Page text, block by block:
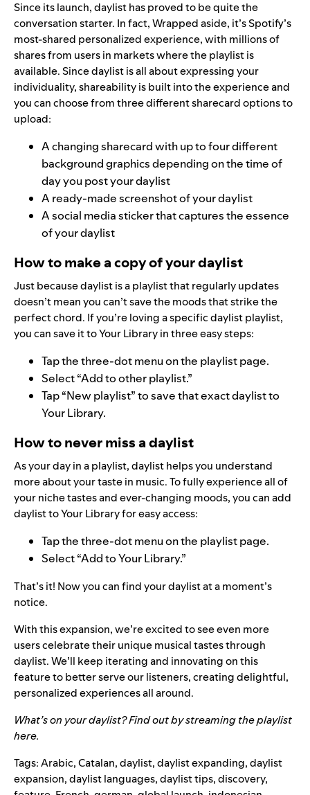
Since its launch, daylist has proved to be quite the
conversation starter. In fact, Wrapped aside, it’s Spotify’s
most-shared personalized experience, with millions of
shares from users in markets where the playlist is
available. Since daylist is all about expressing your
individuality, shareability is built into the experience and
you can choose from three different sharecard options to
upload:
A changing sharecard with up to four different
background graphics depending on the time of
day you post your daylist
A ready-made screenshot of your daylist
A social media sticker that captures the essence
of your daylist
How to make a copy of your daylist
Just because daylist is a playlist that regularly updates
doesn’t mean you can’t save the moods that strike the
perfect chord. If you’re loving a specific daylist playlist,
you can save it to Your Library in three easy steps:
Tap the three-dot menu on the playlist page.
Select “Add to other playlist.”
Tap “New playlist” to save that exact daylist to
Your Library.
How to never miss a daylist
As your day in a playlist, daylist helps you understand
more about your taste in music. To fully experience all of
your niche tastes and ever-changing moods, you can add
daylist to Your Library for easy access:
Tap the three-dot menu on the playlist page.
Select “Add to Your Library.”
That’s it! Now you can find your daylist at a moment’s
notice.
With this expansion, we’re excited to see even more
users celebrate their unique musical tastes through
daylist. We’ll keep iterating and innovating on this
feature to better serve our listeners, creating delightful,
personalized experiences all around.
What’s on your daylist? Find out by streaming the playlist
here.
Tags:Arabic,Catalan,daylist,daylist expanding,daylist
expansion,daylist languages,daylist tips,discovery,